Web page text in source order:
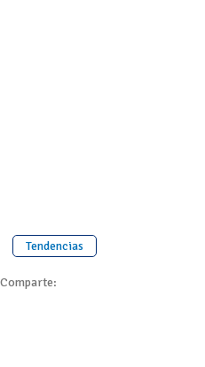
Tendencias
Comparte: